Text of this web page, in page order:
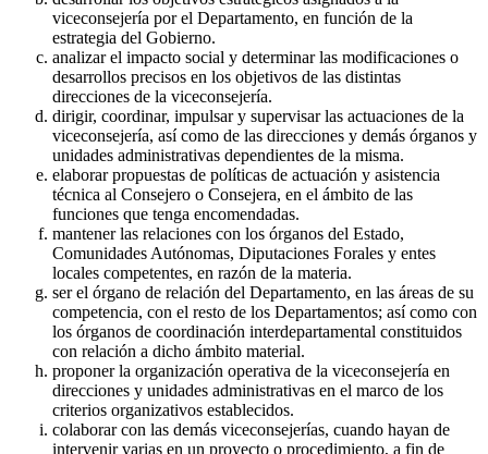
viceconsejería por el Departamento, en función de la
estrategia del Gobierno.
analizar el impacto social y determinar las modificaciones o
desarrollos precisos en los objetivos de las distintas
direcciones de la viceconsejería.
dirigir, coordinar, impulsar y supervisar las actuaciones de la
viceconsejería, así como de las direcciones y demás órganos y
unidades administrativas dependientes de la misma.
elaborar propuestas de políticas de actuación y asistencia
técnica al Consejero o Consejera, en el ámbito de las
funciones que tenga encomendadas.
mantener las relaciones con los órganos del Estado,
Comunidades Autónomas, Diputaciones Forales y entes
locales competentes, en razón de la materia.
ser el órgano de relación del Departamento, en las áreas de su
competencia, con el resto de los Departamentos; así como con
los órganos de coordinación interdepartamental constituidos
con relación a dicho ámbito material.
proponer la organización operativa de la viceconsejería en
direcciones y unidades administrativas en el marco de los
criterios organizativos establecidos.
colaborar con las demás viceconsejerías, cuando hayan de
intervenir varias en un proyecto o procedimiento, a fin de